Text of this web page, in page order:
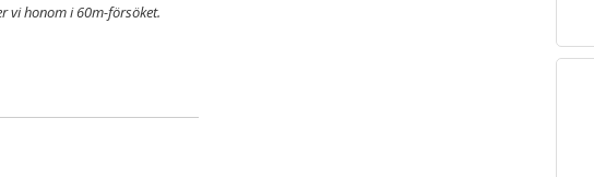
vi honom i 60m-försöket.